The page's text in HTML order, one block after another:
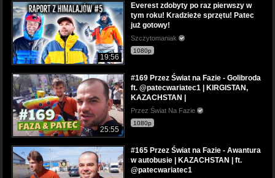
19:56
Everest zdobyty po raz pierwszy w
tym roku! Kradzieże sprzętu! Patec
już gotowy!
Szczytomaniak
1080p
25:55
#169 Przez Świat na Fazie - Golibroda
ft. @patecwariatec1 | KIRGISTAN,
KAZACHSTAN |
Przez Świat Na Fazie
1080p
#165 Przez Świat na Fazie - Awantura
w autobusie | KAZACHSTAN | ft.
@patecwariatec1